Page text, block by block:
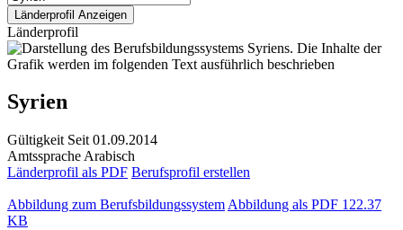
Länderprofil
Syrien
Gültigkeit Seit 01.09.2014
Amtssprache Arabisch
Länderprofil als PDF Berufsprofil erstellen
Abbildung zum Berufsbildungssystem Abbildung als PDF 122.37
KB